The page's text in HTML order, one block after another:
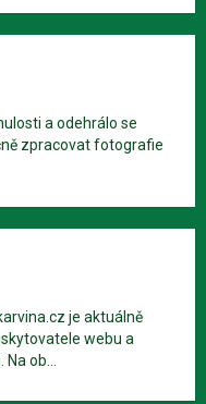
a odehrálo se
zpracovat fotografie
je aktuálně
webu a
ob...